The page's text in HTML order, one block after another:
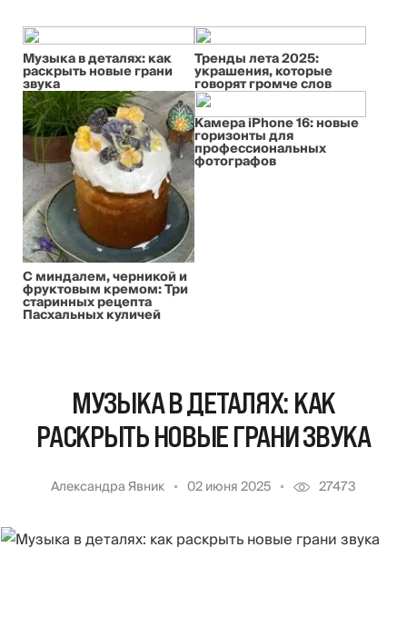
Музыка в деталях: как
раскрыть новые грани
звука
Тренды лета 2025:
украшения, которые
говорят громче слов
С миндалем, черникой и
фруктовым кремом: Три
старинных рецепта
Пасхальных куличей
Камера iPhone 16: новые
горизонты для
профессиональных
фотографов
МУЗЫКА В ДЕТАЛЯХ: КАК
РАСКРЫТЬ НОВЫЕ ГРАНИ ЗВУКА
Александра Явник 02 июня 2025 27473